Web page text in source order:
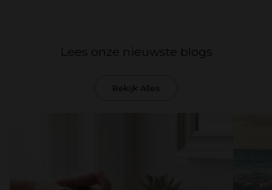
Lees onze nieuwste blogs
Bekijk Alles